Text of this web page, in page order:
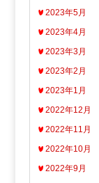
2023年5月
2023年4月
2023年3月
2023年2月
2023年1月
2022年12月
2022年11月
2022年10月
2022年9月